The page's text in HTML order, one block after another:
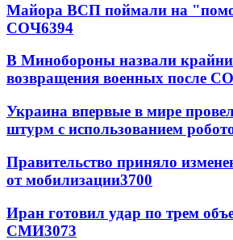
Майора ВСП поймали на
СОЧ6394
В Минобороны назвали
возвращения военных после
Украина впервые в мире
штурм с использованием
Правительство приняло
от мобилизации3700
Иран готовил удар по трем
СМИ3073